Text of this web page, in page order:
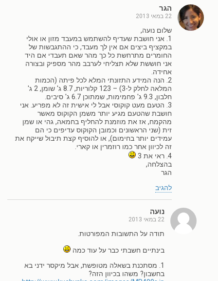
הגר
22 במאי 2013
שלום נועה,
1. אני חושבת שעדיף להשתמש במעבד מזון או אולי
במקציף ביצים אם אין לך מעבד, כי ההתגבשות של
החומרים מתרחשת כל כך מהר שאם תעבדי אם היד
אני חוששת שלא תצליחי לערבב מהר מספיק ובצורה
אחידה.
2. הנה המידע התזונתי המלא לכל פיתה (הכמות
המלאה לחלק ל-3) – 123 קלוריות, 8.7 ג' שומן, 2 ג'
חלבון, 9.3 ג' פחמימות, שמתוכן 6.7 ג' סיבים.
3. הטעם מעט קוקוסי אבל לי אישית זה לא מפריע. אני
חושבת שהטעם מגיע יותר משמן הקוקוס מאשר
מהקמח, אז את מוזמנת להחליף בחמאה, גהי או שמן
זית (שני הראשונים וכמובן הקוקוס עדיפים כי הם
עמידים יותר בחימום), או להוסיף קצת תיבול שייקח את
זה לכיוון אחר כמו רוזמרין או קארי.
4. ראי את 3
בהצלחה,
הגר
להגיב
נועה
22 במאי 2013
תודה על התשובות המפורטות.
בינתיים חשבתי כבר על עוד כמה
1. מסתכנת בשאלה מטופשת, אבל מיקסר ידני בא
בחשבון? משהו בכיוון הזה?